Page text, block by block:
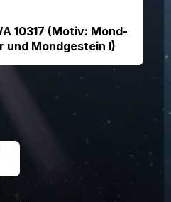
10317 (Motiv: Mond-
und Mondgestein I)